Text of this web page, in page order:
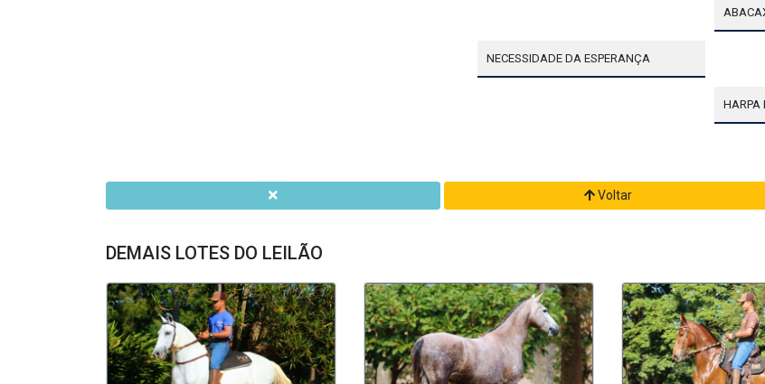
NECESSIDADE DA ESPERANÇA
HARPA
Voltar
DEMAIS LOTES DO LEILÃO